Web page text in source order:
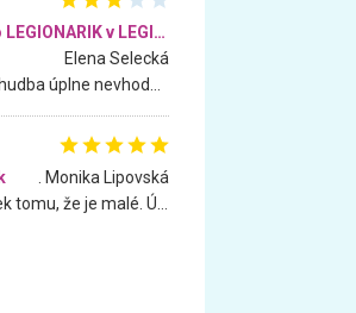
Vnútorné detské ihrisko LEGIONARIK v LEGIA Fitness
Elena Selecká
. Monika Lipovská